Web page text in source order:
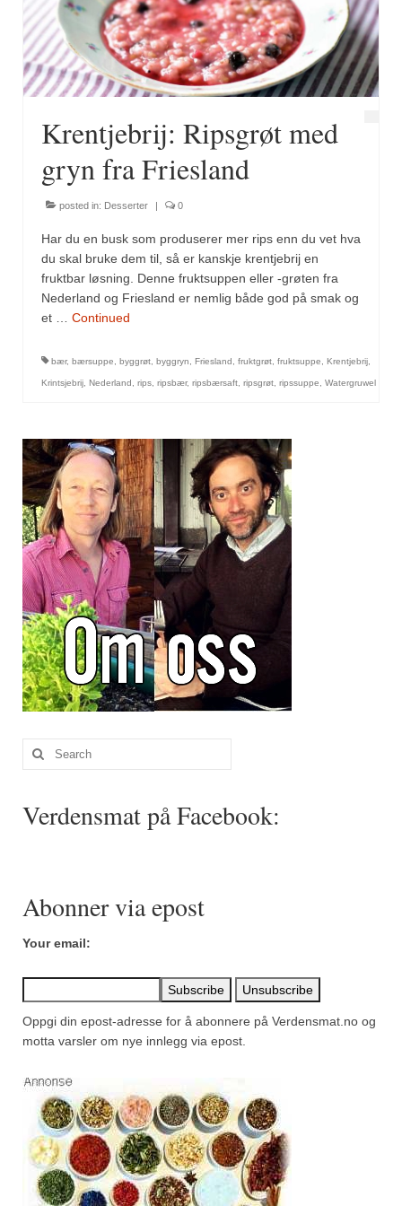
Fugl
Gryteretter
Snacks
Supper
Olivenolje, oppskrifter
Krydder, oppskrifter
Bouquet garni
Cajunkrydder, mildt
Cajunkrydder, sterkt
Estragon
Guindillas
Herbes de Provence
Kjørvel
Krøderens husmannsmiks
Løpstikke
Merian
Paprikapulver, edelsøtt
Parisisk pepper
Piment d’Espelette
Quatre épices
Rosépepper
Salvie
Krentjebrij: Ripsgrøt med
gryn fra Friesland
posted in: Desserter | 0
Har du en busk som produserer mer rips enn du vet hva
du skal bruke dem til, så er kanskje krentjebrij en
fruktbar løsning. Denne fruktsuppen eller -grøten fra
Nederland og Friesland er nemlig både god på smak og
et … Continued
bær, bærsuppe byggrøt byggryn Friesland fruktgrøt fruktsuppe Krentjebrij
Krintsjebrij Nederland rips ripsbær, ripsbærsaft ripsgrøt ripssuppe Watergruwel
Search
for:
Verdensmat på Facebook:
Abonner via epost
Your email:
Oppgi din epost-adresse for å abonnere på Verdensmat.no og
motta varsler om nye innlegg via epost.